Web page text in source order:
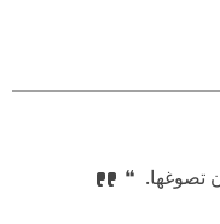
تصوغها. ‏ ❝